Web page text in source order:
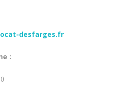
desfarges.fr
: